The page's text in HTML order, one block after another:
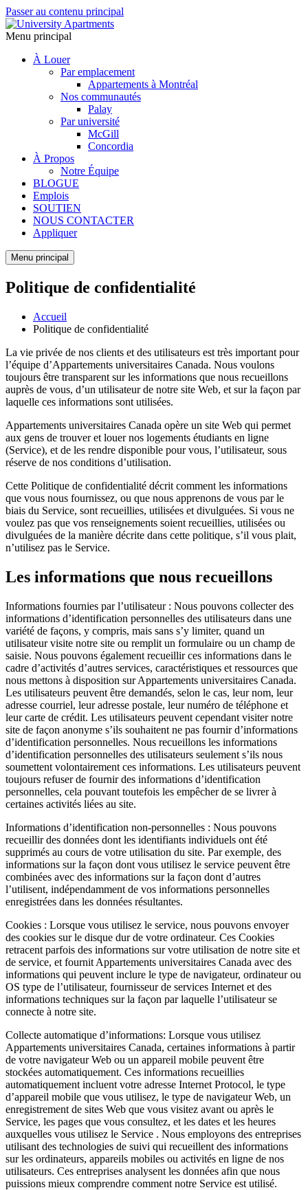
Passer au contenu principal
Menu principal
À Louer
Par emplacement
Appartements à Montréal
Nos communautés
Palay
Par université
McGill
Concordia
À Propos
Notre Équipe
BLOGUE
Emplois
SOUTIEN
NOUS CONTACTER
Appliquer
Menu principal
Politique de confidentialité
Accueil
Politique de confidentialité
La vie privée de nos clients et des utilisateurs est très important pour
l’équipe d’Appartements universitaires Canada. Nous voulons
toujours être transparent sur les informations que nous recueillons
auprès de vous, d’un utilisateur de notre site Web, et sur la façon par
laquelle ces informations sont utilisées.
Appartements universitaires Canada opère un site Web qui permet
aux gens de trouver et louer nos logements étudiants en ligne
(Service), et de les rendre disponible pour vous, l’utilisateur, sous
réserve de nos conditions d’utilisation.
Cette Politique de confidentialité décrit comment les informations
que vous nous fournissez, ou que nous apprenons de vous par le
biais du Service, sont recueillies, utilisées et divulguées. Si vous ne
voulez pas que vos renseignements soient recueillies, utilisées ou
divulguées de la manière décrite dans cette politique, s’il vous plait,
n’utilisez pas le Service.
Les informations que nous recueillons
Informations fournies par l’utilisateur : Nous pouvons collecter des
informations d’identification personnelles des utilisateurs dans une
variété de façons, y compris, mais sans s’y limiter, quand un
utilisateur visite notre site ou remplit un formulaire ou un champ de
saisie. Nous pouvons également recueillir ces informations dans le
cadre d’activités d’autres services, caractéristiques et ressources que
nous mettons à disposition sur Appartements universitaires Canada.
Les utilisateurs peuvent être demandés, selon le cas, leur nom, leur
adresse courriel, leur adresse postale, leur numéro de téléphone et
leur carte de crédit. Les utilisateurs peuvent cependant visiter notre
site de façon anonyme s’ils souhaitent ne pas fournir d’informations
d’identification personnelles. Nous recueillons les informations
d’identification personnelles des utilisateurs seulement s’ils nous
soumettent volontairement ces informations. Les utilisateurs peuvent
toujours refuser de fournir des informations d’identification
personnelles, cela pouvant toutefois les empêcher de se livrer à
certaines activités liées au site.
Informations d’identification non-personnelles : Nous pouvons
recueillir des données dont les identifiants individuels ont été
supprimés au cours de votre utilisation du site. Par exemple, des
informations sur la façon dont vous utilisez le service peuvent être
combinées avec des informations sur la façon dont d’autres
l’utilisent, indépendamment de vos informations personnelles
enregistrées dans les données résultantes.
Cookies : Lorsque vous utilisez le service, nous pouvons envoyer
des cookies sur le disque dur de votre ordinateur. Ces Cookies
retracent parfois des informations sur votre utilisation de notre site et
de service, et fournit Appartements universitaires Canada avec des
informations qui peuvent inclure le type de navigateur, ordinateur ou
OS type de l’utilisateur, fournisseur de services Internet et des
informations techniques sur la façon par laquelle l’utilisateur se
connecte à notre site.
Collecte automatique d’informations: Lorsque vous utilisez
Appartements universitaires Canada, certaines informations à partir
de votre navigateur Web ou un appareil mobile peuvent être
stockées automatiquement. Ces informations recueillies
automatiquement incluent votre adresse Internet Protocol, le type
d’appareil mobile que vous utilisez, le type de navigateur Web, un
enregistrement de sites Web que vous visitez avant ou après le
Service, les pages que vous consultez, et les dates et les heures
auxquelles vous utilisez le Service . Nous employons des entreprises
utilisant des technologies de suivi qui recueillent des informations
sur les ordinateurs, appareils mobiles ou activités en ligne de nos
utilisateurs. Ces entreprises analysent les données afin que nous
puissions mieux comprendre comment notre Service est utilisé.